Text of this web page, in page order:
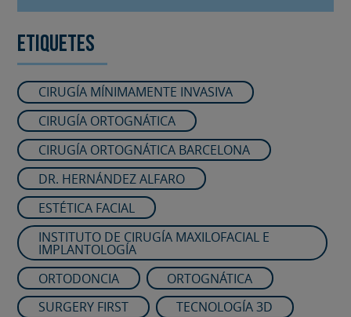
Etiquetes
CIRUGÍA MÍNIMAMENTE INVASIVA
CIRUGÍA ORTOGNÁTICA
CIRUGÍA ORTOGNÁTICA BARCELONA
DR. HERNÁNDEZ ALFARO
ESTÉTICA FACIAL
INSTITUTO DE CIRUGÍA MAXILOFACIAL E
IMPLANTOLOGÍA
ORTODONCIA
ORTOGNÁTICA
SURGERY FIRST
TECNOLOGÍA 3D